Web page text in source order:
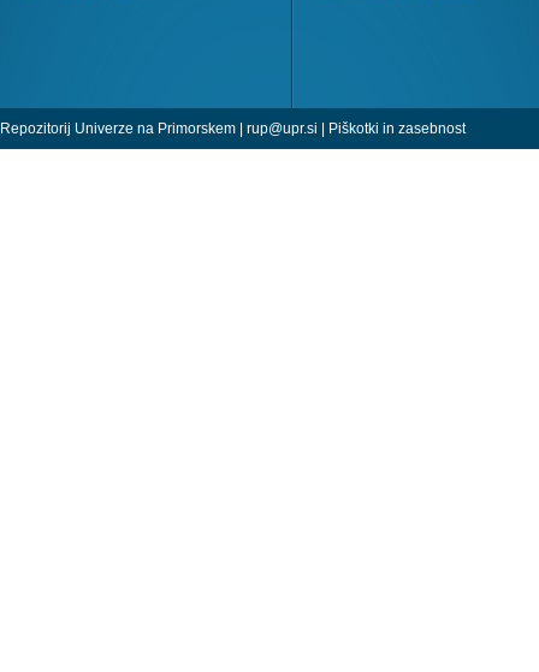
Repozitorij Univerze na Primorskem | rup@upr.si | Piškotki in zasebnost